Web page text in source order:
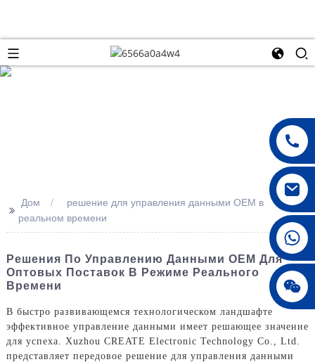
008615396811719
>> Дом
решение для управления данными OEM в
реальном времени
Решения По Управлению Данными OEM Для
Оптовых Поставок В Режиме Реального
Времени
В быстро развивающемся технологическом ландшафте
эффективное управление данными имеет решающее значение
для успеха. Xuzhou CREATE Electronic Technology Co., Ltd.
представляет передовое решение для управления данными